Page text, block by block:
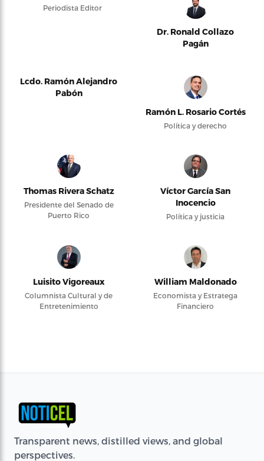
Periodista Editor
Dr. Ronald Collazo
Pagán
Lcdo. Ramón Alejandro
Pabón
Ramón L. Rosario Cortés
Política y derecho
Thomas Rivera Schatz
Presidente del Senado de
Puerto Rico
Víctor García San
Inocencio
Política y justicia
Luisito Vigoreaux
Columnista Cultural y de
Entretenimiento
William Maldonado
Economista y Estratega
Financiero
Transparent news, distilled views, and global
perspectives.